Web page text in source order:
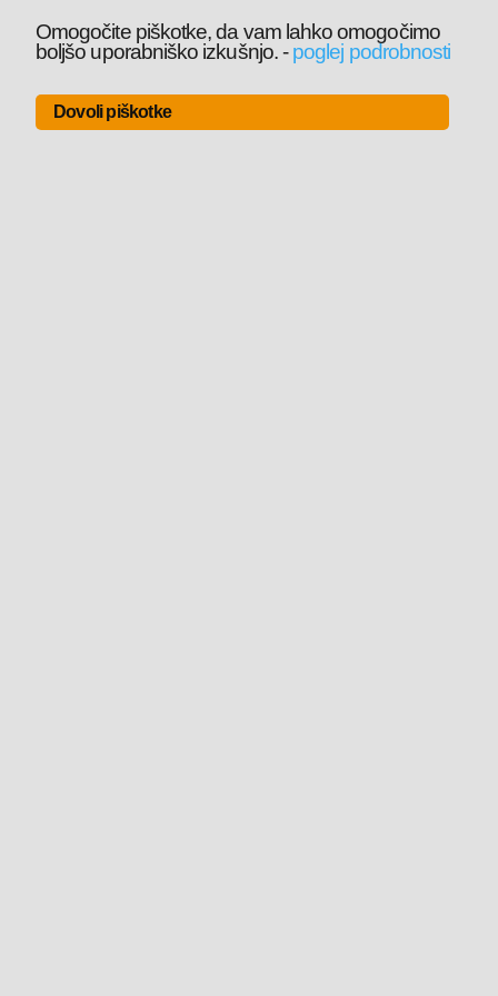
Omogočite piškotke, da vam lahko omogočimo
boljšo uporabniško izkušnjo.-poglej podrobnosti
Dovoli piškotke